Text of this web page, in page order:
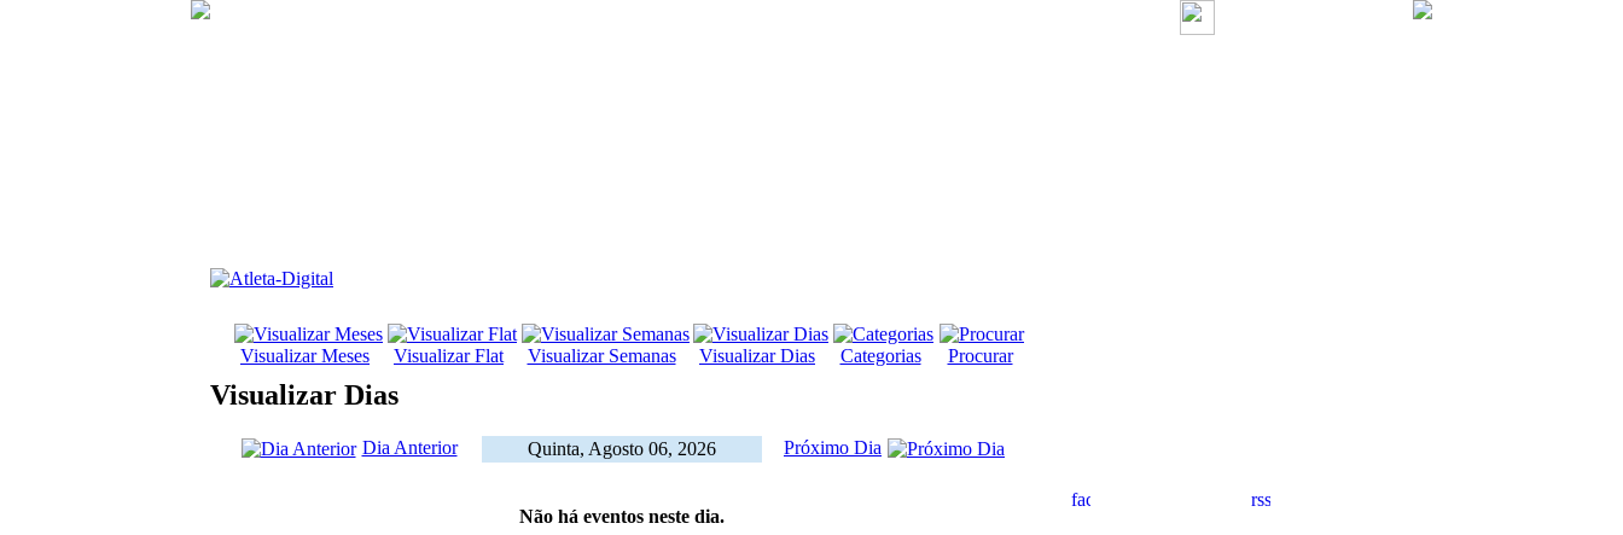
Visualizar Meses Visualizar Flat Visualizar Semanas Visualizar Dias Categorias Procurar
Visualizar Dias
Dia Anterior Quinta, Agosto 06, 2026 Próximo Dia
Não há eventos neste dia.